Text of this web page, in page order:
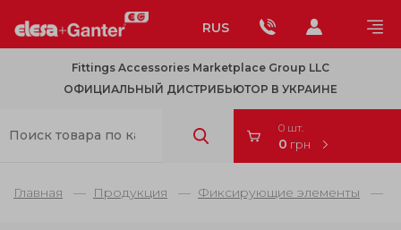
RUS
Fittings Accessories Marketplace Group LLC
ОФИЦИАЛЬНЫЙ ДИСТРИБЬЮТОР В УКРАИНЕ
0 шт.
0 грн
Главная Продукция Фиксирующие элементы